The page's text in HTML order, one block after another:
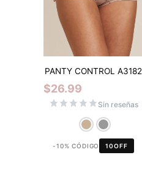
PANTY CONTROL A3182
$26.99
Sin reseñas
-10% CÓDIGO 10OFF